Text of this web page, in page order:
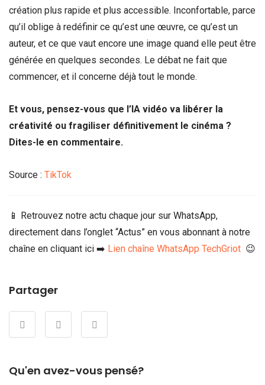
création plus rapide et plus accessible. Inconfortable, parce
qu’il oblige à redéfinir ce qu’est une œuvre, ce qu’est un
auteur, et ce que vaut encore une image quand elle peut être
générée en quelques secondes. Le débat ne fait que
commencer, et il concerne déjà tout le monde.
Et vous, pensez-vous que l’IA vidéo va libérer la
créativité ou fragiliser définitivement le cinéma ?
Dites-le en commentaire.
Source : TikTok
📱 Retrouvez notre actu chaque jour sur WhatsApp,
directement dans l’onglet “Actus” en vous abonnant à notre
chaîne en cliquant ici ➡️ Lien chaîne WhatsApp TechGriot 😉
Partager
Qu'en avez-vous pensé?